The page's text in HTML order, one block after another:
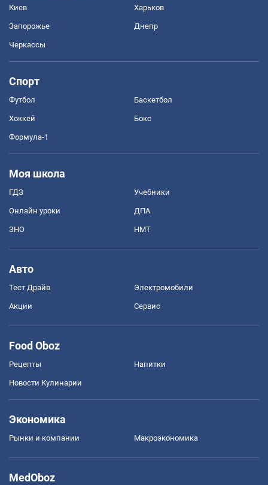
Киев Харьков
Запорожье Днепр
Черкассы
Спорт
Футбол Баскетбол
Хоккей Бокс
Формула-1
Моя школа
ГДЗ Учебники
Онлайн уроки ДПА
ЗНО НМТ
Авто
Тест Драйв Электромобили
Акции Сервис
Food Oboz
Рецепты Напитки
Новости Кулинарии
Экономика
Рынки и компании Mакроэкономика
MedOboz